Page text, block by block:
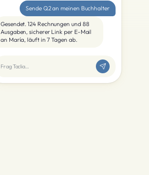
Sende Q2 an meinen Buchhalter
Gesendet. 124 Rechnungen und 88
Ausgaben, sicherer Link per E-Mail
an María, läuft in 7 Tagen ab.
Frag Taclia…